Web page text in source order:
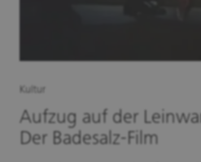
Kultur
Aufzug auf der
Der Badesalz-Film